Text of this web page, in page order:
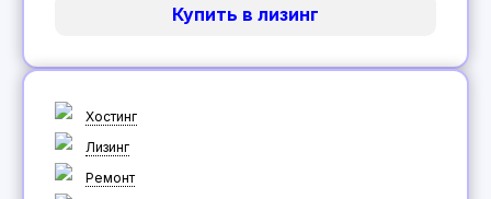
Купить в лизинг
Хостинг
Лизинг
Ремонт